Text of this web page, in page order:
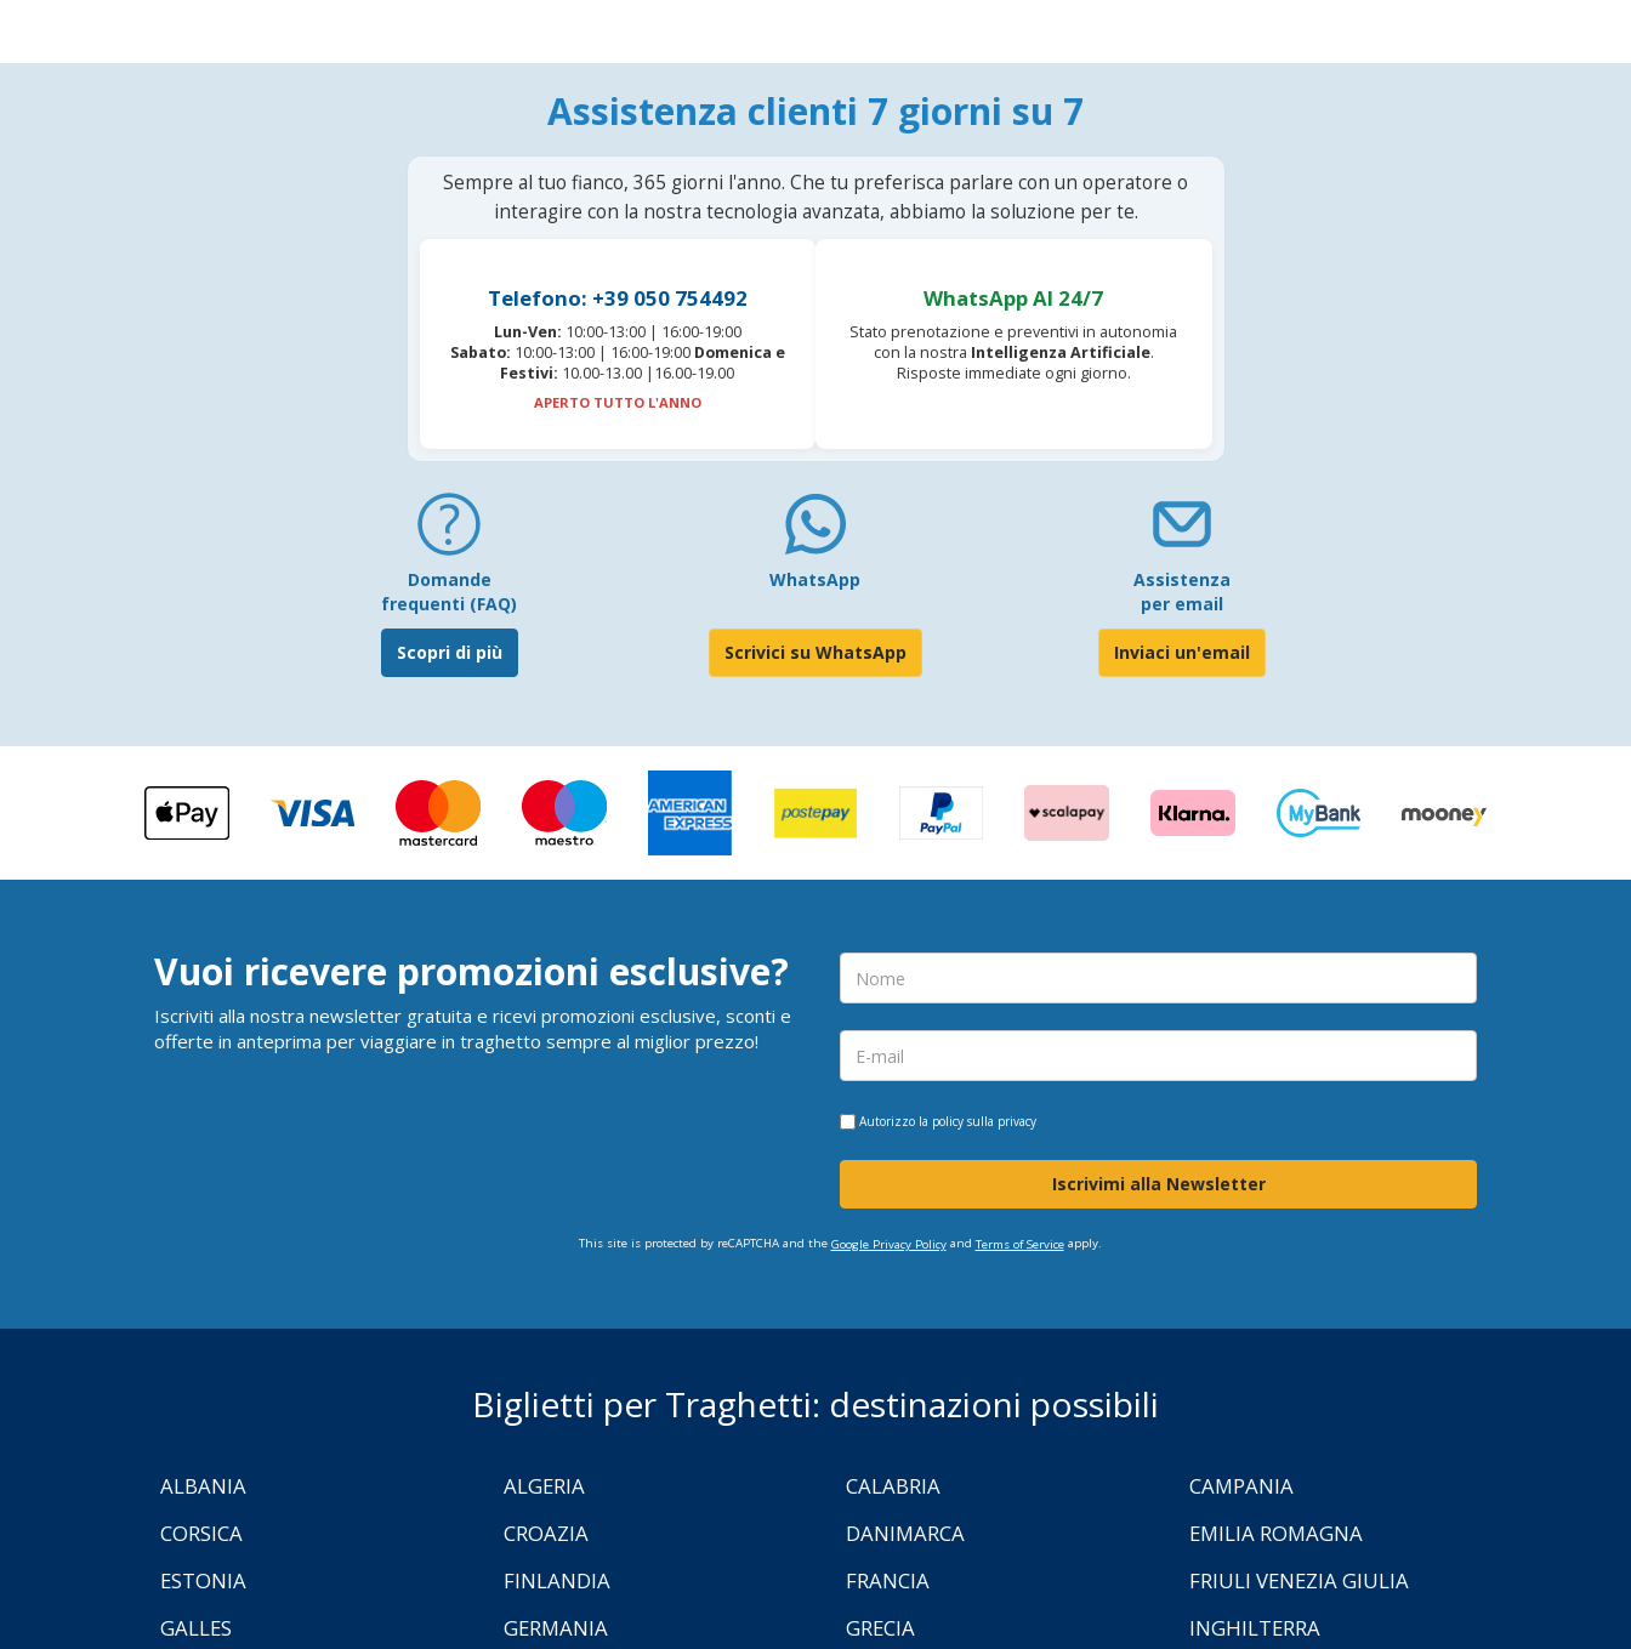
Assistenza clienti 7 giorni su 7
Sempre al tuo fianco, 365 giorni l'anno. Che tu preferisca parlare con un operatore o
interagire con la nostra tecnologia avanzata, abbiamo la soluzione per te.
Telefono: +39 050 754492
Lun-Ven: 10:00-13:00 | 16:00-19:00
Sabato: 10:00-13:00 | 16:00-19:00 Domenica e
Festivi: 10.00-13.00 |16.00-19.00
APERTO TUTTO L'ANNO
WhatsApp AI 24/7
Stato prenotazione e preventivi in autonomia
con la nostra Intelligenza Artificiale.
Risposte immediate ogni giorno.
Domande
frequenti (FAQ)
Scopri di più
WhatsApp
Scrivici su WhatsApp
Assistenza
per email
Inviaci un'email
Vuoi ricevere promozioni esclusive?
Iscriviti alla nostra newsletter gratuita e ricevi promozioni esclusive, sconti e
offerte in anteprima per viaggiare in traghetto sempre al miglior prezzo!
Autorizzo la policy sulla privacy
Iscrivimi alla Newsletter
This site is protected by reCAPTCHA and the Google Privacy Policyand Terms of Serviceapply.
Biglietti per Traghetti: destinazioni possibili
ALBANIA ALGERIA CALABRIA
CAMPANIA
CORSICA
CROAZIA DANIMARCA
EMILIA ROMAGNA
ESTONIA
FINLANDIA FRANCIA
FRIULI VENEZIA GIULIA
GALLES
GERMANIA GRECIA INGHILTERRA